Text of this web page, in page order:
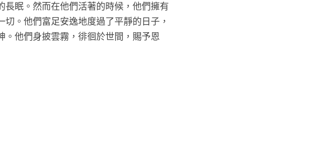
眠。然而在他們活著的時候，他們擁有
。他們富足安逸地度過了平靜的日子，
他們身披雲霧，徘徊於世間，賜予恩